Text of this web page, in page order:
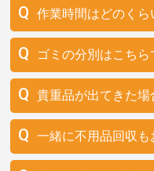
作業時間はどのくら
ゴミの分別はこち
貴重品が出てきた場
一緒に不用品回収も